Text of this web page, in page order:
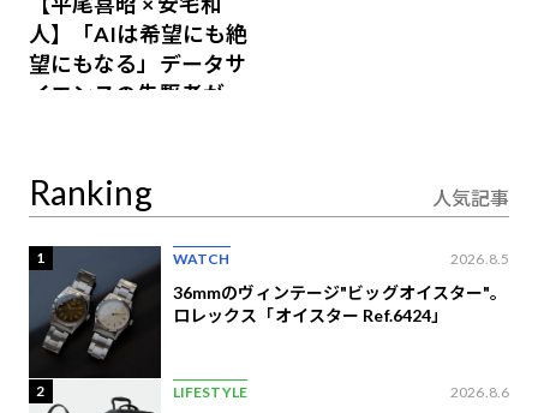
人】「AIは希望にも絶
望にもなる」データサ
イエンスの先駆者が語
Ranking 人気記事
1 WATCH 2026.8.5
36mmのヴィンテージ"ビッグオイスター"。
ロレックス「オイスター Ref.6424」
2 LIFESTYLE 2026.8.6